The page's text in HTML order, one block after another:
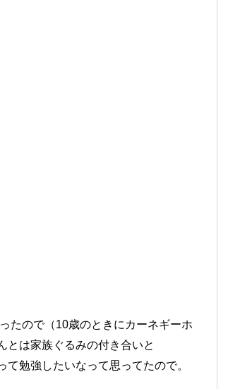
たので（10歳のときにカーネギーホ
とは家族ぐるみの付き合いと
勉強したいなって思ってたので。